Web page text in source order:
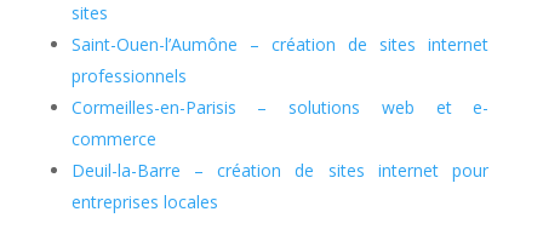
sites
Saint-Ouen-l’Aumône – création de sites internet
professionnels
Cormeilles-en-Parisis – solutions web et e-
commerce
Deuil-la-Barre – création de sites internet pour
entreprises locales